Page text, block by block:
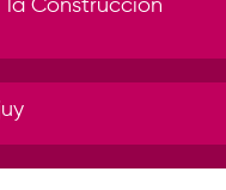
la Construcción